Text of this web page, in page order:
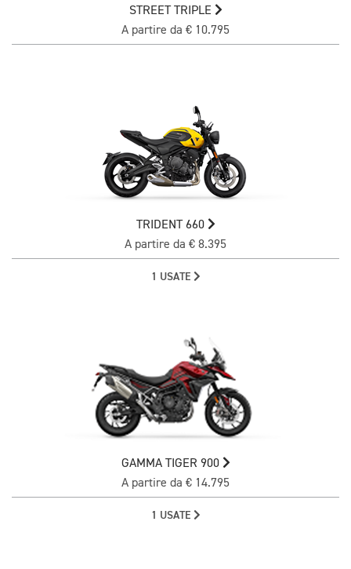
STREET TRIPLE
A partire da € 10.795
TRIDENT 660
A partire da € 8.395
1 USATE
GAMMA TIGER 900
A partire da € 14.795
1 USATE